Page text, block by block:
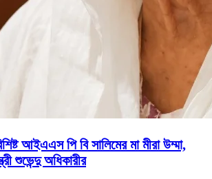
বি সালিমের মা মীরা উম্মা,
শুভেন্দু অধিকারীর